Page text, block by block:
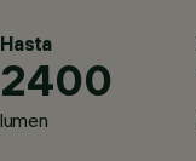
Hasta
2400
lumen